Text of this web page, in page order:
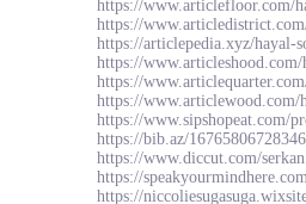
https://www.articlefloor.com/
https://
https://articlepedia.xyz/hayal-
https://
https://
https://www.articlewood.com/
https://www.sipshopeat.com/
https://bib.az/
https://www.diccut.com/serkan
https://
https://